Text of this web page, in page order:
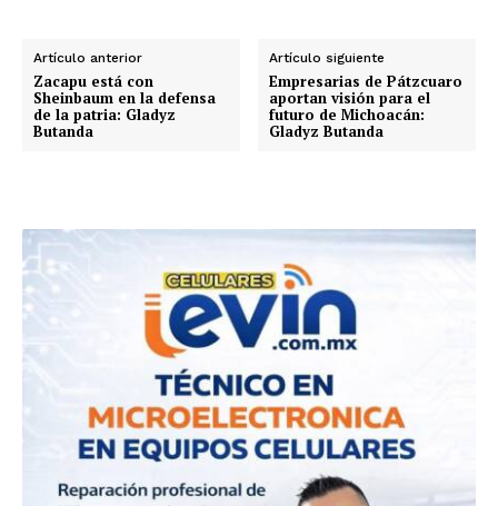
Artículo anterior
Zacapu está con
Sheinbaum en la defensa
de la patria: Gladyz
Butanda
Artículo siguiente
Empresarias de Pátzcuaro
aportan visión para el
futuro de Michoacán:
Gladyz Butanda